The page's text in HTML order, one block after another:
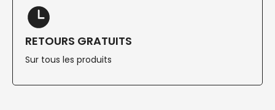
RETOURS GRATUITS
Sur tous les produits